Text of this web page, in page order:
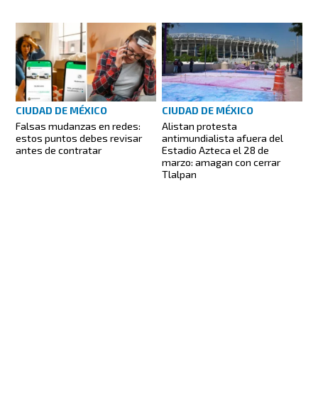
CIUDAD DE MÉXICO
Falsas mudanzas en redes:
estos puntos debes revisar
antes de contratar
CIUDAD DE MÉXICO
Alistan protesta
antimundialista afuera del
Estadio Azteca el 28 de
marzo: amagan con cerrar
Tlalpan